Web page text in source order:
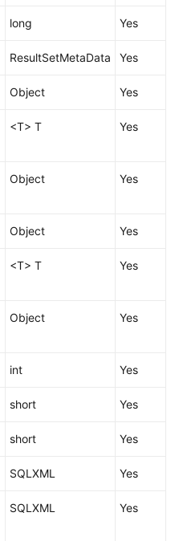
long Yes
ResultSetMetaData Yes
Object Yes
<T> T Yes
Object Yes
Object Yes
<T> T Yes
Object Yes
int Yes
short Yes
short Yes
SQLXML Yes
SQLXML Yes